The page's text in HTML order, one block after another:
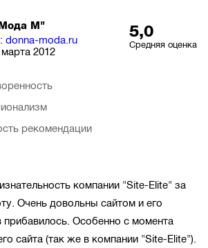
М"
donna-moda.ru
2012
5,0
Средняя оценка
рекомендации
компании "Site-Elite" за
Очень довольны сайтом и его
прибавилось. Особенно с момента
сайта (так же в компании "Site-Elite").